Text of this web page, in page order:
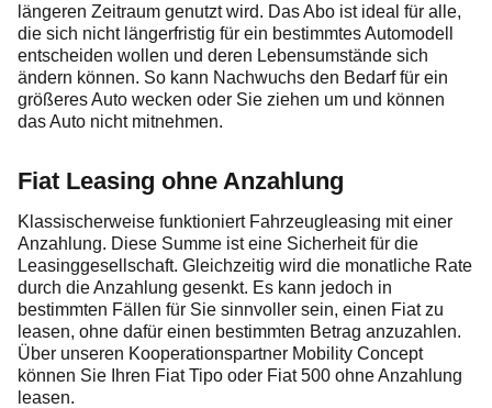
längeren Zeitraum genutzt wird. Das Abo ist ideal für alle,
die sich nicht längerfristig für ein bestimmtes Automodell
entscheiden wollen und deren Lebensumstände sich
ändern können. So kann Nachwuchs den Bedarf für ein
größeres Auto wecken oder Sie ziehen um und können
das Auto nicht mitnehmen.
Fiat Leasing ohne Anzahlung
Klassischerweise funktioniert Fahrzeugleasing mit einer
Anzahlung. Diese Summe ist eine Sicherheit für die
Leasinggesellschaft. Gleichzeitig wird die monatliche Rate
durch die Anzahlung gesenkt. Es kann jedoch in
bestimmten Fällen für Sie sinnvoller sein, einen Fiat zu
leasen, ohne dafür einen bestimmten Betrag anzuzahlen.
Über unseren Kooperationspartner Mobility Concept
können Sie Ihren Fiat Tipo oder Fiat 500 ohne Anzahlung
leasen.